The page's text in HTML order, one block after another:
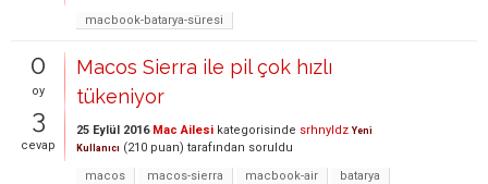
macbook-batarya-süresi
0
oy
3
cevap
Macos Sierra ile pil çok hızlı
tükeniyor
25 Eylül 2016 Mac Ailesi kategorisinde srhnyldz Yeni
Kullanıcı (210 puan) tarafından soruldu
macos
macos-sierra macbook-air batarya